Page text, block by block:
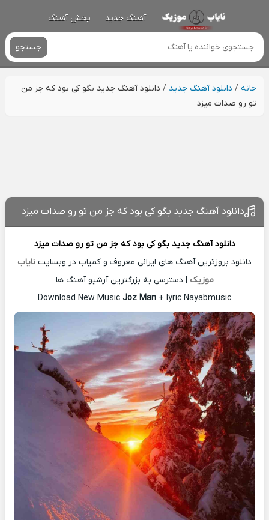
آهنگ جدید پخش آهنگ
جستجو
خانه/ دانلود آهنگ جدید / دانلود آهنگ جدید بگو کی‌ بود که جز من
تو رو صدات میزد
دانلود آهنگ جدید بگو کی‌ بود که جز من تو رو صدات میزد
دانلود آهنگ جدید بگو کی‌ بود که جز من تو رو صدات میزد
دانلود بروزترین آهنگ های ایرانی معروف و کمیاب در وبسایت نایاب
موزیک | دسترسی به بزرگترین آرشیو آهنگ ها
Download New Music Joz Man + lyric Nayabmusic